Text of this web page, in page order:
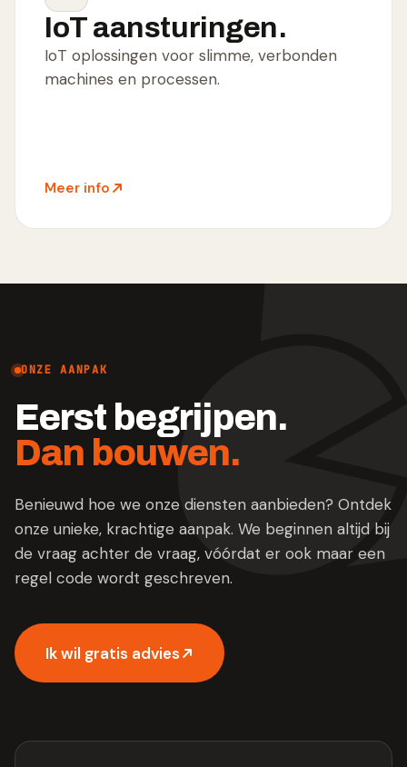
IoT aansturingen.
IoT oplossingen voor slimme, verbonden
machines en processen.
Meer info
ONZE AANPAK
Eerst begrijpen.
Dan bouwen.
Benieuwd hoe we onze diensten aanbieden? Ontdek
onze unieke, krachtige aanpak. We beginnen altijd bij
de vraag achter de vraag, vóórdat er ook maar een
regel code wordt geschreven.
Ik wil gratis advies